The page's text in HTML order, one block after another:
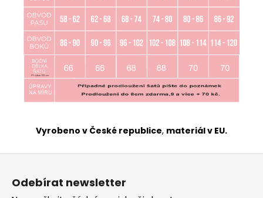
Vyrobeno v České republice, materiál v EU.
Odebírat newsletter